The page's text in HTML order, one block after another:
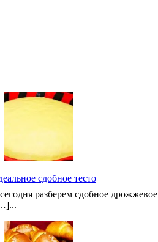
сдобное тесто
разберем сдобное дрожжевое